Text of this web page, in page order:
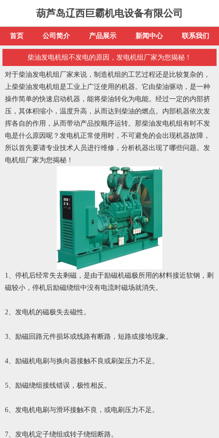
葫芦岛辽西巨霸机电设备有限公司
首页 公司简介 产品展示 新闻中心 联系我们
柴油发电机组不发电的原因，发电机组厂家为您揭秘！
对于柴油发电机组厂家来说，制造机组的工艺过程还是比较复杂的，
上柴柴油发电机组是工业上广泛使用的机器。它由柴油驱动，是一种
操作简单的快速启动机器，能将柴油转化为电能。经过一定的内部挤
压，其体积缩小，温度升高，从而达到柴油的燃点。内部机器依次发
挥各自的作用，从而带动产品按顺序运转。那柴油发电机组有时不发
电是什么原因呢？发电机正常使用时，不可避免的会出现机器故障，
所以首先要请专业技术人员进行维修，分析机器出现了哪些问题。发
电机组厂家为您揭秘！
1、停机后经常失去剩磁，是由于励磁机磁极所用的材料接近软钢，剩
磁较小，停机后励磁绕组中没有电流时磁场就消失。
2、发电机的磁极失去磁性。
3、励磁回路元件损坏或线路有断路，短路或接地现象。
4、励磁机电刷与换向器接触不良或刷架压力不足。
5、励磁绕组接线错误，极性相反。
6、发电机电刷与滑环接触不良，或电刷压力不足。
7、发电机定子绕组或转子绕组断路。